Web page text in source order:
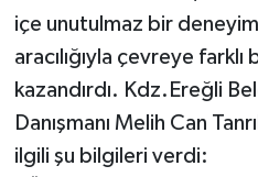
içe unutulmaz bir
aracılığıyla çevreye farklı
kazandırdı. Kdz.Ereğli
Danışmanı Melih Can
ilgili şu bilgileri verdi: